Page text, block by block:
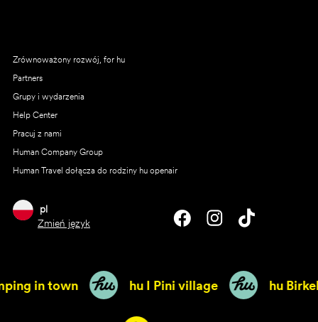
pl
Zmień język
Zrównoważony rozwój, for hu
Partners
Grupy i wydarzenia
Help Center
Pracuj z nami
Human Company Group
Human Travel dołącza do rodziny hu openair
in town hu I Pini village hu Birkelt